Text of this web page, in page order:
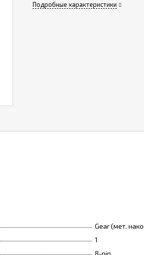
Подробные характеристики
Gear (мет.
1
8-pin